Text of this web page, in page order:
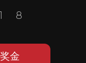
金